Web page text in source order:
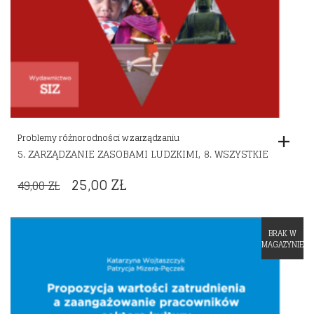
Problemy różnorodności w zarządzaniu
5. ZARZĄDZANIE ZASOBAMI LUDZKIMI, 8. WSZYSTKIE
49,00ZŁ ORIGINAL
WAS:
25,00ZŁCURRENT
IS:
BRAK W
MAGAZYNIE